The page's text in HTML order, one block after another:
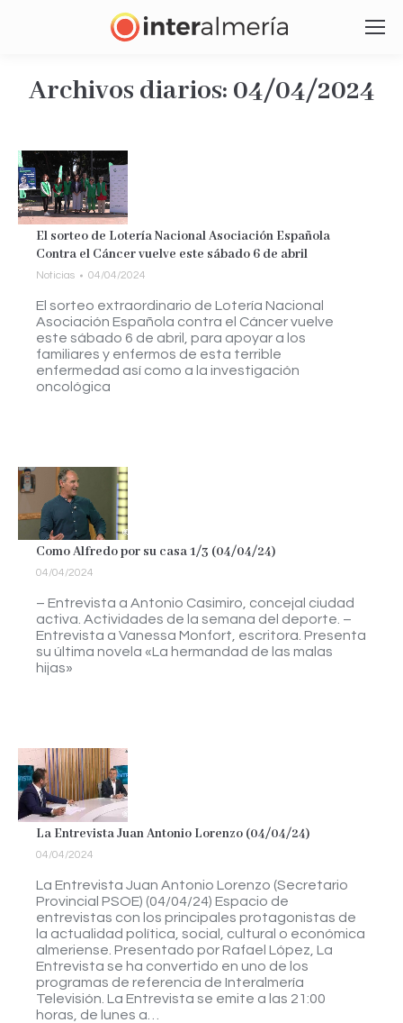
Archivos diarios: 04/04/2024
El sorteo de Lotería Nacional Asociación Española
Contra el Cáncer vuelve este sábado 6 de abril
Noticias 04/04/2024
El sorteo extraordinario de Lotería Nacional
Asociación Española contra el Cáncer vuelve
este sábado 6 de abril, para apoyar a los
familiares y enfermos de esta terrible
enfermedad así como a la investigación
oncológica
Como Alfredo por su casa 1/3 (04/04/24)
04/04/2024
– Entrevista a Antonio Casimiro, concejal ciudad
activa. Actividades de la semana del deporte. –
Entrevista a Vanessa Monfort, escritora. Presenta
su última novela «La hermandad de las malas
hijas»
La Entrevista Juan Antonio Lorenzo (04/04/24)
04/04/2024
La Entrevista Juan Antonio Lorenzo (Secretario
Provincial PSOE) (04/04/24) Espacio de
entrevistas con los principales protagonistas de
la actualidad política, social, cultural o económica
almeriense. Presentado por Rafael López, La
Entrevista se ha convertido en uno de los
programas de referencia de Interalmería
Televisión. La Entrevista se emite a las 21:00
horas, de lunes a…